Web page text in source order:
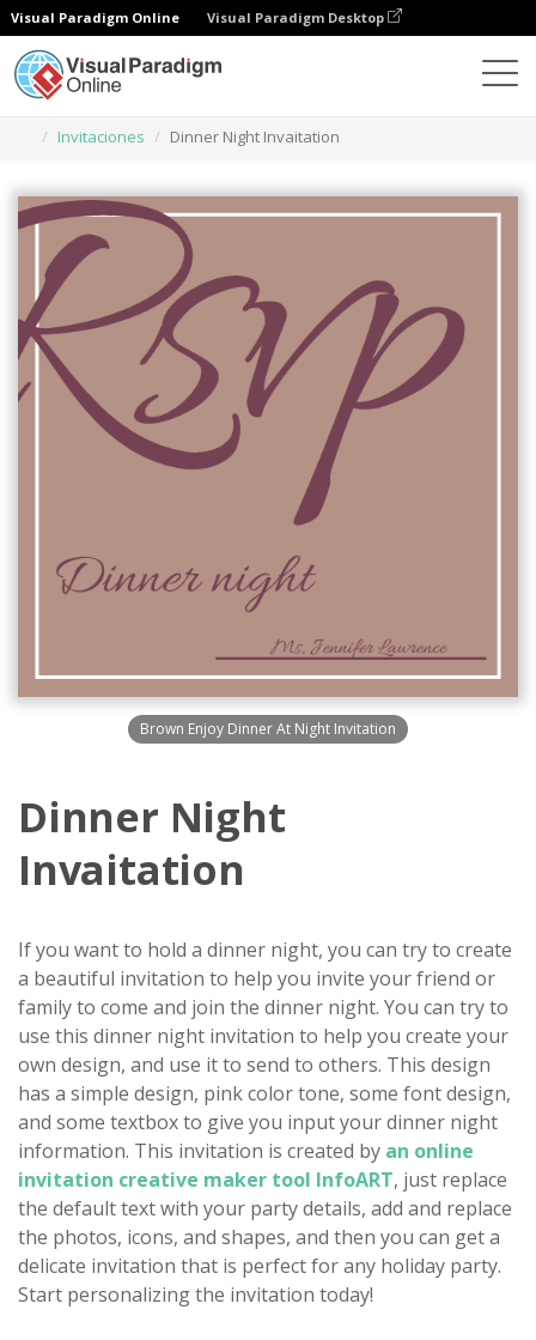
Visual Paradigm Online Visual Paradigm Desktop
Invitaciones
Dinner Night Invaitation
Brown Enjoy Dinner At Night Invitation
Dinner Night
Invaitation
If you want to hold a dinner night, you can try to create
a beautiful invitation to help you invite your friend or
family to come and join the dinner night. You can try to
use this dinner night invitation to help you create your
own design, and use it to send to others. This design
has a simple design, pink color tone, some font design,
and some textbox to give you input your dinner night
information. This invitation is created by an online
invitation creative maker tool InfoART, just replace
the default text with your party details, add and replace
the photos, icons, and shapes, and then you can get a
delicate invitation that is perfect for any holiday party.
Start personalizing the invitation today!